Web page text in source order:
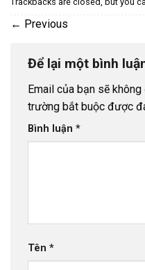
← Previous
Để lại một bình
Email của bạn sẽ
trường bắt buộc được
Bình luận *
Tên *